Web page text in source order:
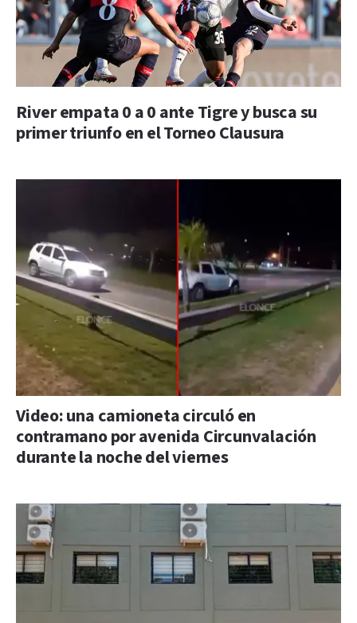
River empata 0 a 0 ante Tigre y busca su
primer triunfo en el Torneo Clausura
Video: una camioneta circuló en
contramano por avenida Circunvalación
durante la noche del viernes